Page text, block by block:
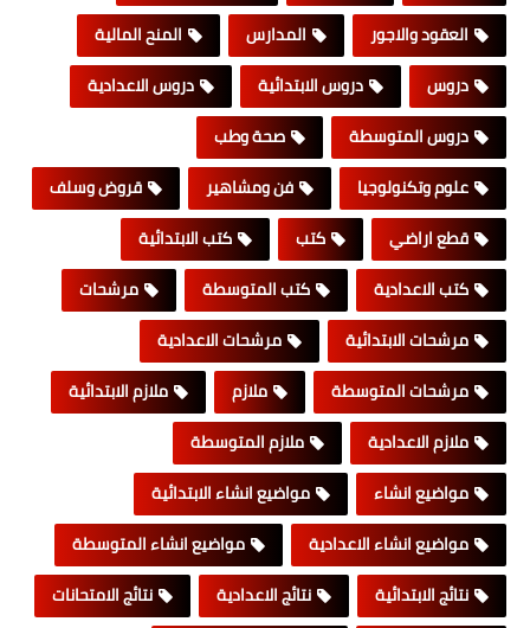
العقود والاجور
المدارس
المنح المالية
دروس
دروس الابتدائية
دروس الاعدادية
دروس المتوسطة
صحة وطب
علوم وتكنولوجيا
فن ومشاهير
قروض وسلف
قطع اراضي
كتب
كتب الابتدائية
كتب الاعدادية
كتب المتوسطة
مرشحات
مرشحات الابتدائية
مرشحات الاعدادية
مرشحات المتوسطة
ملازم
ملازم الابتدائية
ملازم الاعدادية
ملازم المتوسطة
مواضيع انشاء
مواضيع انشاء الابتدائية
مواضيع انشاء الاعدادية
مواضيع انشاء المتوسطة
نتائج الابتدائية
نتائج الاعدادية
نتائج الامتحانات